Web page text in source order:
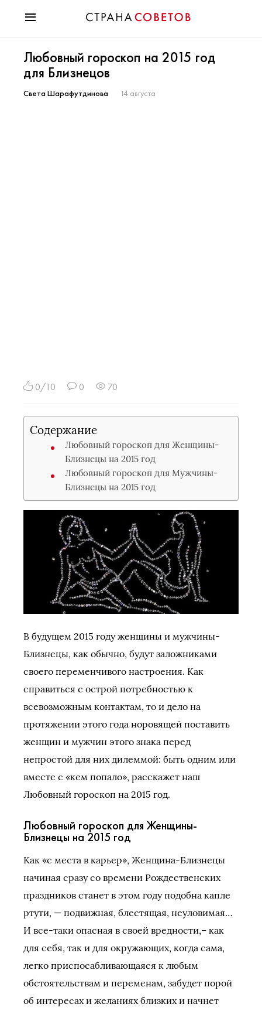
Мода
Звезды
Гороскопы
Любовный гороскоп на 2015 год
для Близнецов
Света Шарафутдинова 14 августа
0/10 0 70
Содержание
Любовный гороскоп для Женщины-
Близнецы на 2015 год
Любовный гороскоп для Мужчины-
Близнецы на 2015 год
В будущем 2015 году женщины и мужчины-
Близнецы, как обычно, будут заложниками
своего переменчивого настроения. Как
справиться с острой потребностью к
всевозможным контактам, то и дело на
протяжении этого года норовящей поставить
женщин и мужчин этого знака перед
непростой для них дилеммой: быть одним или
вместе с «кем попало», расскажет наш
Любовный гороскоп на 2015 год.
Любовный гороскоп для Женщины-
Близнецы на 2015 год
Как «с места в карьер», Женщина-Близнецы
начиная сразу со времени Рождественских
праздников станет в этом году подобна капле
ртути, — подвижная, блестящая, неуловимая…
И все-таки опасная в своей вредности,– как
для себя, так и для окружающих, когда сама,
легко приспосабливающаяся к любым
обстоятельствам и переменам, забудет порой
об интересах и желаниях близких и начнет